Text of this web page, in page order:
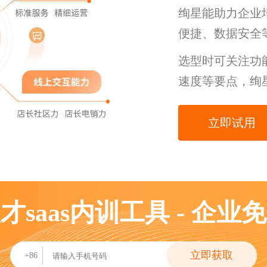
绚星能助力企业
便捷、数据安全
选型时可关注功
速度等要点，绚
立即试用
saas内训工具 - 企业
+86 立即获取